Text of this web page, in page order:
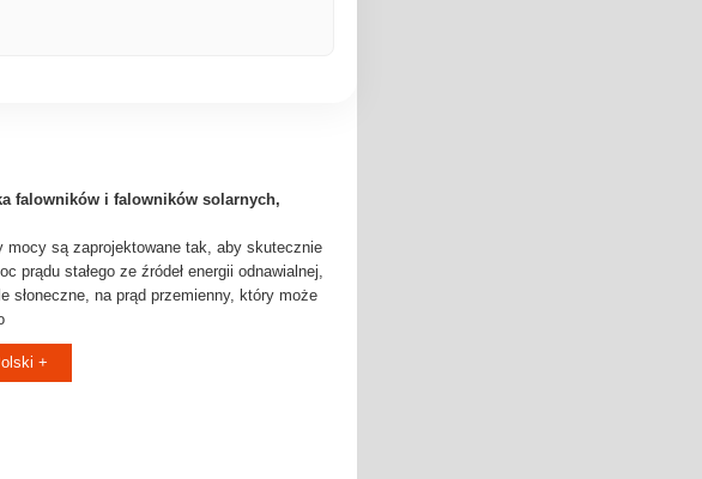
falowników i falowników solarnych,
mocy są zaprojektowane tak, aby skutecznie
prądu stałego ze źródeł energii odnawialnej,
słoneczne, na prąd przemienny, który może
+